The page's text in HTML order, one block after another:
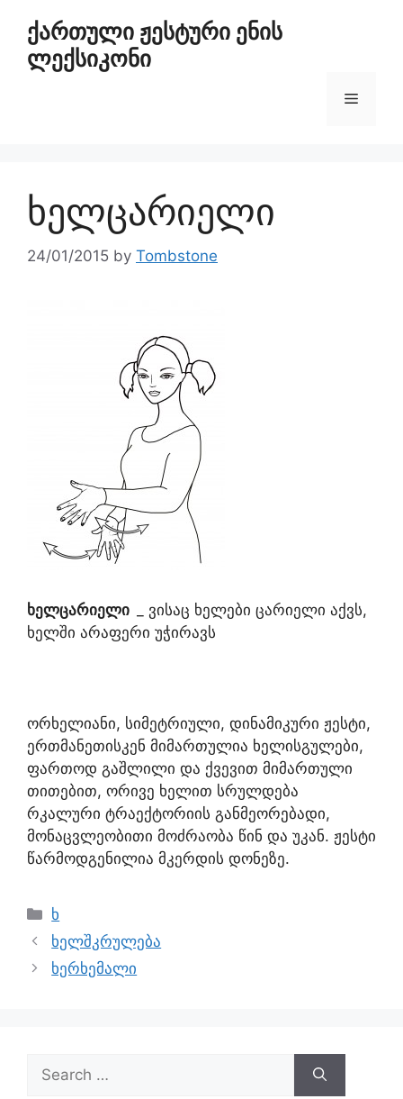
ქართული ჟესტური ენის
ლექსიკონი
ხელცარიელი
24/01/2015 by Tombstone
ხელცარიელი
_ ვისაც ხელები ცარიელი აქვს,
ხელში არაფერი უჭირავს
ორხელიანი, სიმეტრიული, დინამიკური ჟესტი,
ერთმანეთისკენ მიმართულია ხელისგულები,
ფართოდ გაშლილი და ქვევით მიმართული
თითებით, ორივე ხელით სრულდება
რკალური ტრაექტორიის განმეორებადი,
მონაცვლეობითი მოძრაობა წინ და უკან. ჟესტი
წარმოდგენილია მკერდის დონეზე.
ხ
ხელშკრულება
ხერხემალი